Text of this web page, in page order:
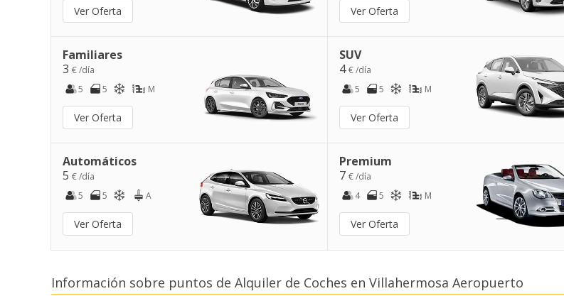
Ver Oferta Ver Oferta
Familiares
3 € /día
5
5 M
Ver Oferta
SUV
4€ /día
5
5 M
Ver Oferta
Automáticos
5 € /día
5
5 A
Ver Oferta
Premium
7€ /día
4
5 M
Ver Oferta
Información sobre puntos de Alquiler de Coches en Villahermosa Aeropuerto